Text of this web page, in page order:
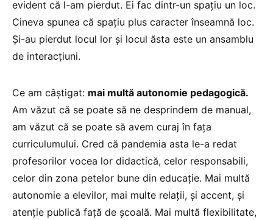
evident că l-am pierdut. Ei fac dintr-un spațiu un loc.
Cineva spunea că spațiu plus caracter înseamnă loc.
Și-au pierdut locul lor și locul ăsta este un ansamblu
de interacțiuni.
Ce am câștigat: mai multă autonomie pedagogică.
Am văzut că se poate să ne desprindem de manual,
am văzut că se poate să avem curaj în fața
curriculumului. Cred că pandemia asta le-a redat
profesorilor vocea lor didactică, celor responsabili,
celor din zona petelor bune din educație. Mai multă
autonomie a elevilor, mai multe relații, și accent, și
atenție publică față de școală. Mai multă flexibilitate,